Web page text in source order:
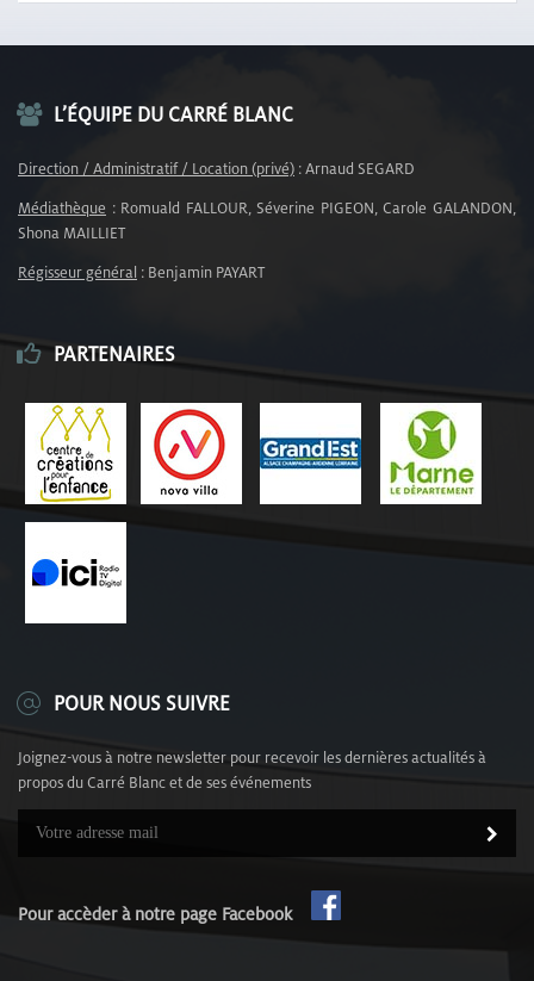
L’ÉQUIPE DU CARRÉ BLANC
Direction / Administratif / Location (privé) : Arnaud SEGARD
Médiathèque : Romuald FALLOUR, Séverine PIGEON, Carole GALANDON,
Shona MAILLIET
Régisseur général : Benjamin PAYART
PARTENAIRES
POUR NOUS SUIVRE
Joignez-vous à notre newsletter pour recevoir les dernières actualités à
propos du Carré Blanc et de ses événements
Pour accèder à notre page Facebook